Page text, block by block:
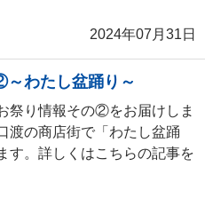
2024年07月31日
わたし盆踊り～
祭り情報その②をお届けしま
渡の商店街で「わたし盆踊
す。詳しくはこちらの記事を